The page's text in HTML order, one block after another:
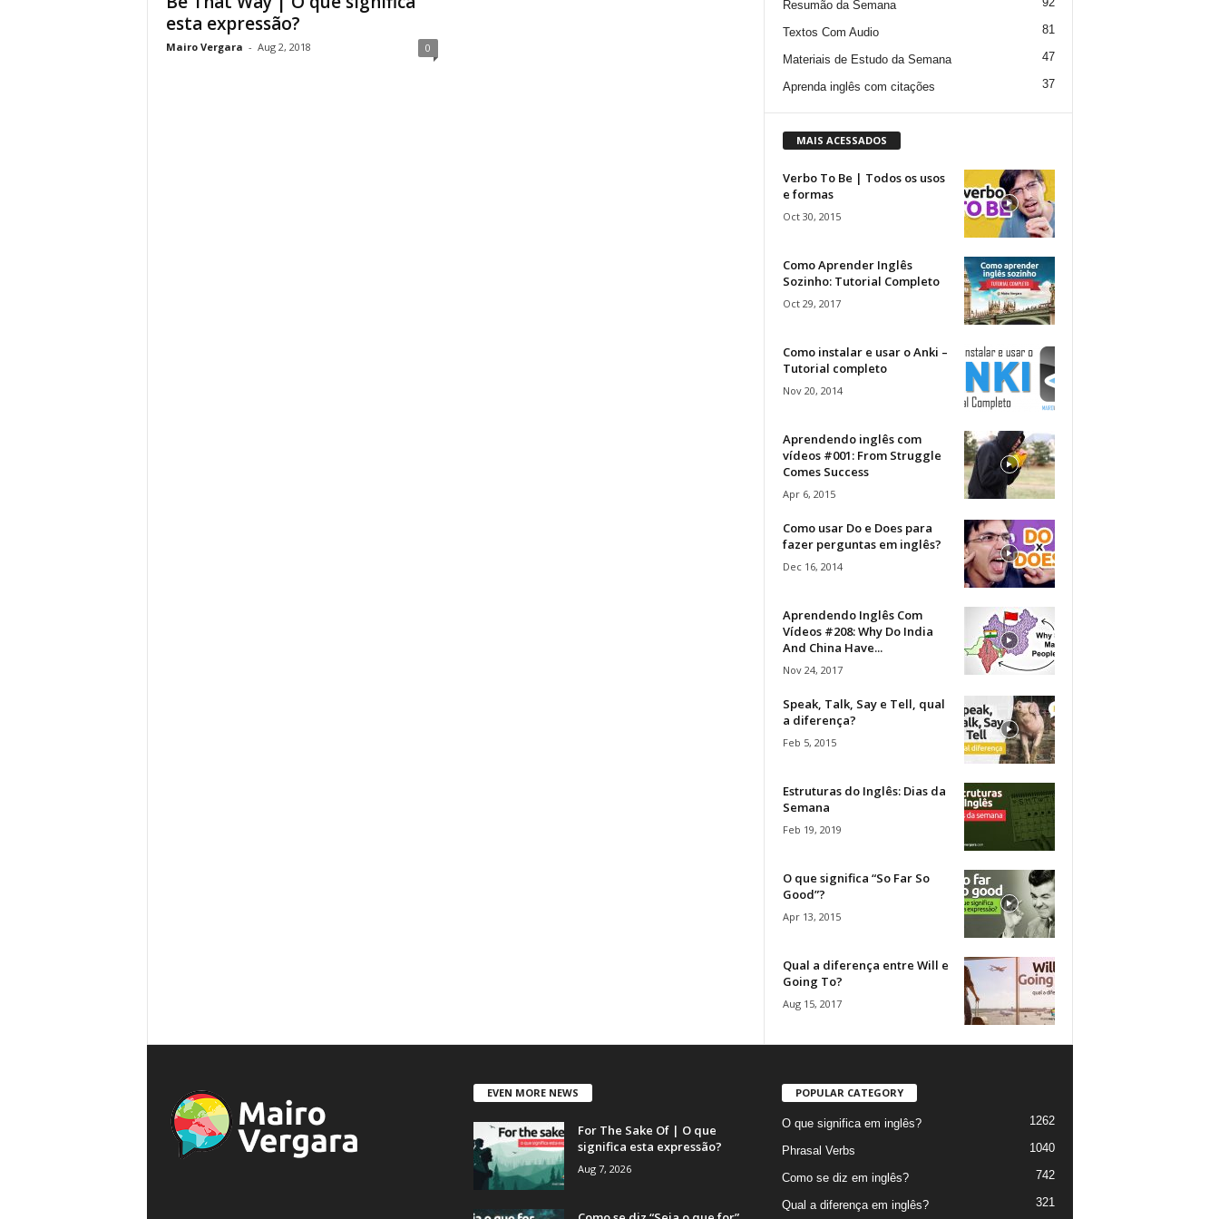
esta expressão?
Mairo Vergara - Aug 2, 2018 0
Resumão da Semana
Textos Com Audio 81
Materiais de Estudo da Semana 47
Aprenda inglês com citações 37
MAIS ACESSADOS
Verbo To Be | Todos os usos
e formas
Oct 30, 2015
Como Aprender Inglês
Sozinho: Tutorial Completo
Oct 29, 2017
Como instalar e usar o Anki –
Tutorial completo
Nov 20, 2014
Aprendendo inglês com
vídeos #001: From Struggle
Comes Success
Apr 6, 2015
Como usar Do e Does para
fazer perguntas em inglês?
Dec 16, 2014
Aprendendo Inglês Com
Vídeos #208: Why Do India
And China Have...
Nov 24, 2017
Speak, Talk, Say e Tell, qual
a diferença?
Feb 5, 2015
Estruturas do Inglês: Dias da
Semana
Feb 19, 2019
O que significa “So Far So
Good”?
Apr 13, 2015
Qual a diferença entre Will e
Going To?
Aug 15, 2017
EVEN MORE NEWS
For The Sake Of | O que
significa esta expressão?
Aug 7, 2026
POPULAR CATEGORY
O que significa em inglês? 1262
Phrasal Verbs 1040
Como se diz em inglês? 742
Qual a diferença em inglês? 321